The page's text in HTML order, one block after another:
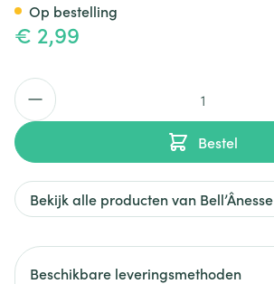
€ 2,99
Aantal
Bestel
Op bestelling
Bekijk alle producten van Bell’Ânesse
Beschikbare leveringsmethoden